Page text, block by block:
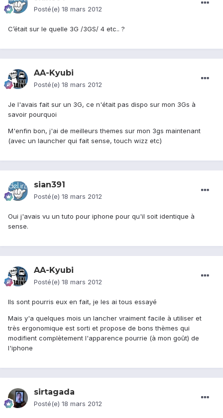
Posté(e) 18 mars 2012
C’était sur le quelle 3G /3GS/ 4 etc.. ?
AA-Kyubi
Posté(e) 18 mars 2012
Je l'avais fait sur un 3G, ce n'était pas dispo sur mon 3Gs à
savoir pourquoi
M'enfin bon, j'ai de meilleurs themes sur mon 3gs maintenant
(avec un launcher qui fait sense, touch wizz etc)
sian391
Posté(e) 18 mars 2012
Oui j'avais vu un tuto pour iphone pour qu'il soit identique à
sense.
AA-Kyubi
Posté(e) 18 mars 2012
Ils sont pourris eux en fait, je les ai tous essayé
Mais y'a quelques mois un lancher vraiment facile à utiliser et
très ergonomique est sorti et propose de bons thèmes qui
modifient complètement l'apparence pourrie (à mon goût) de
l'iphone
sirtagada
Posté(e) 18 mars 2012